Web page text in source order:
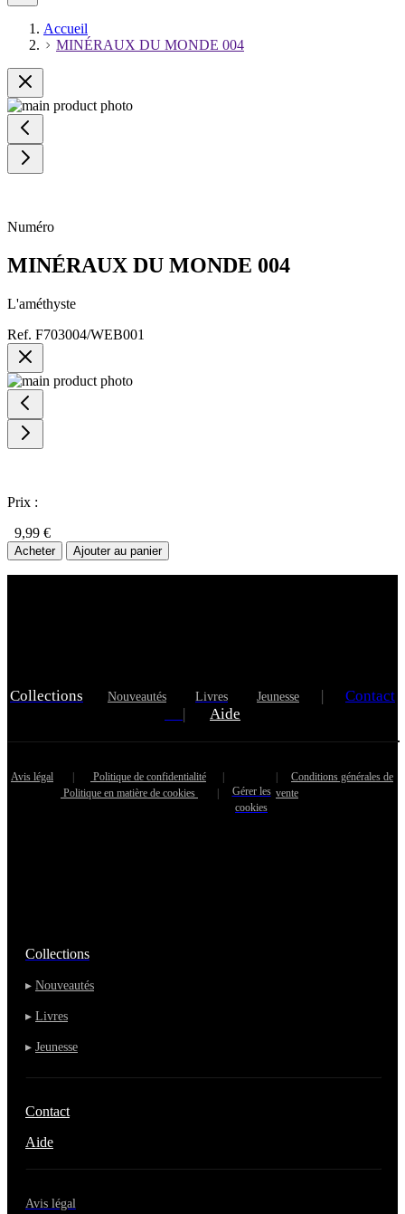
Accueil
MINÉRAUX DU MONDE 004
Numéro
MINÉRAUX DU MONDE 004
L'améthyste
Ref. F703004/WEB001
Prix :
9,99 €
Acheter Ajouter au panier
Collections Nouveautés Livres Jeunesse |
Contact
|
Aide
Avis légal | Politique de confidentialité
|
Politique en matière de cookies
|
Gérer les
cookies
| Conditions générales de
vente
Collections
▸ Nouveautés
▸ Livres
▸ Jeunesse
Contact
Aide
Avis légal